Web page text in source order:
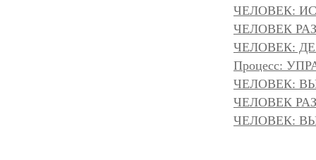
ЧЕЛОВЕК:
ЧЕЛОВЕК
ЧЕЛОВЕК:
Процесс:
ЧЕЛОВЕК:
ЧЕЛОВЕК
ЧЕЛОВЕК: